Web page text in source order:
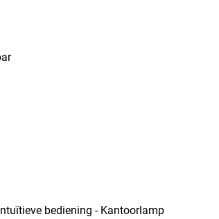
bediening - Kantoorlamp